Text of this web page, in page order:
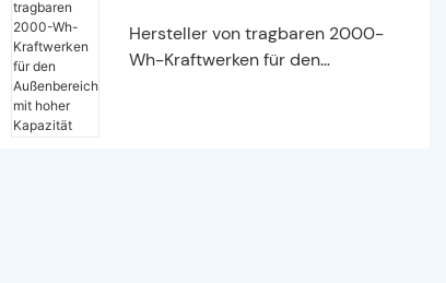
Hersteller von tragbaren 2000-
Wh-Kraftwerken für den